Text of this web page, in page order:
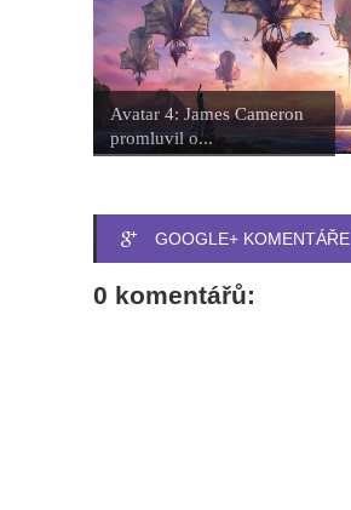
Avatar 4: James Cameron
promluvil o...
GOOGLE+ KOMENTÁŘE
0 komentářů: